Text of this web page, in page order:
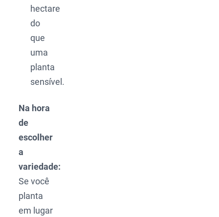
hectare
do
que
uma
planta
sensível.
Na hora
de
escolher
a
variedade:
Se você
planta
em lugar